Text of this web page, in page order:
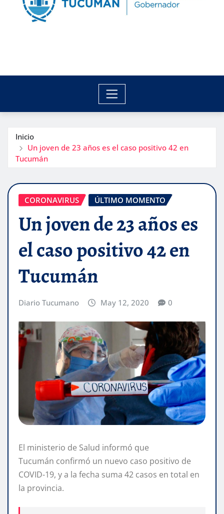
Inicio
Un joven de 23 años es el caso positivo 42 en
Tucumán
CORONAVIRUS ÚLTIMO MOMENTO
Un joven de 23 años es
el caso positivo 42 en
Tucumán
Diario Tucumano May 12, 2020 0
El ministerio de Salud informó que
Tucumán confirmó un nuevo caso positivo de
COVID-19, y a la fecha suma 42 casos en total en
la provincia.